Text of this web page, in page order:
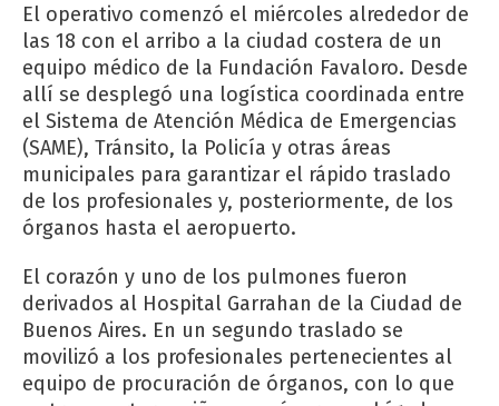
El operativo comenzó el miércoles alrededor de
las 18 con el arribo a la ciudad costera de un
equipo médico de la Fundación Favaloro. Desde
allí se desplegó una logística coordinada entre
el Sistema de Atención Médica de Emergencias
(SAME), Tránsito, la Policía y otras áreas
municipales para garantizar el rápido traslado
de los profesionales y, posteriormente, de los
órganos hasta el aeropuerto.
El corazón y uno de los pulmones fueron
derivados al Hospital Garrahan de la Ciudad de
Buenos Aires. En un segundo traslado se
movilizó a los profesionales pertenecientes al
equipo de procuración de órganos, con lo que